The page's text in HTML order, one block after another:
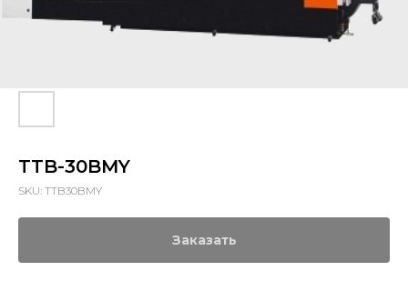
TTB-30BMY
SKU: TTB30BMY
Заказать